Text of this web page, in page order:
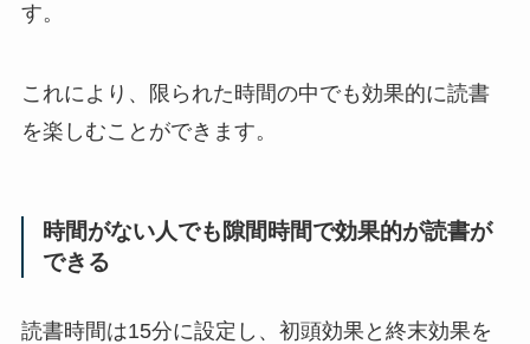
す。
これにより、限られた時間の中でも効果的に読書
を楽しむことができます。
時間がない人でも隙間時間で効果的が読書が
できる
読書時間は15分に設定し、初頭効果と終末効果を